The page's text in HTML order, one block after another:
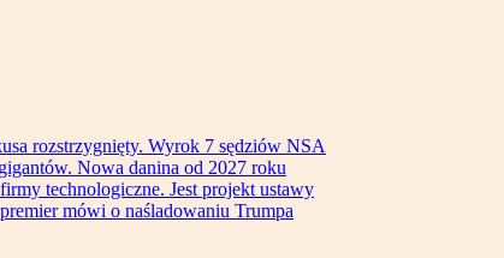
rozstrzygnięty. Wyrok 7 sędziów NSA
Nowa danina od 2027 roku
technologiczne. Jest projekt ustawy
mówi o naśladowaniu Trumpa